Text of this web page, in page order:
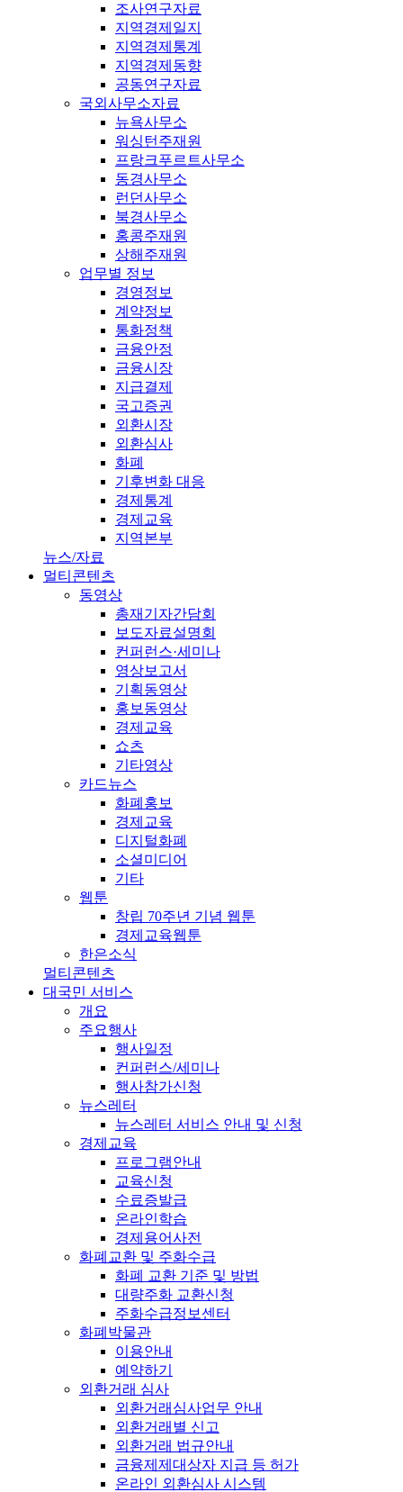
조사연구자료
지역경제일지
지역경제통계
지역경제동향
공동연구자료
국외사무소자료
뉴욕사무소
워싱턴주재원
프랑크푸르트사무소
동경사무소
런던사무소
북경사무소
홍콩주재원
상해주재원
업무별 정보
경영정보
계약정보
통화정책
금융안정
금융시장
지급결제
국고증권
외환시장
외환심사
화폐
기후변화 대응
경제통계
경제교육
지역본부
뉴스/자료
멀티콘텐츠
동영상
총재기자간담회
보도자료설명회
컨퍼런스·세미나
영상보고서
기획동영상
홍보동영상
경제교육
쇼츠
기타영상
카드뉴스
화폐홍보
경제교육
디지털화폐
소셜미디어
기타
웹툰
창립 70주년 기념 웹툰
경제교육웹툰
한은소식
멀티콘텐츠
대국민 서비스
개요
주요행사
행사일정
컨퍼런스/세미나
행사참가신청
뉴스레터
뉴스레터 서비스 안내 및 신청
경제교육
프로그램안내
교육신청
수료증발급
온라인학습
경제용어사전
화폐교환 및 주화수급
화폐 교환 기준 및 방법
대량주화 교환신청
주화수급정보센터
화폐박물관
이용안내
예약하기
외환거래 심사
외환거래심사업무 안내
외환거래별 신고
외환거래 법규안내
금융제제대상자 지급 등 허가
온라인 외환심사 시스템